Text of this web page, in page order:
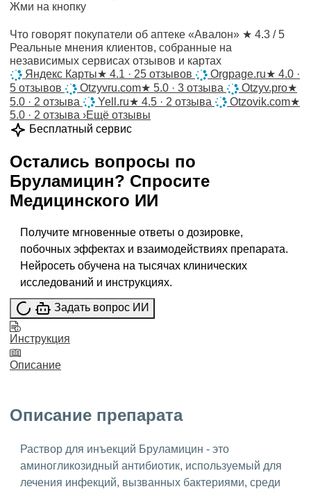
Жми на кнопку
Что говорят покупатели об аптеке «Авалон» ★ 4.3 / 5
Реальные мнения клиентов, собранные на
независимых сервисах отзывов и картах
Яндекс Карты★ 4.1 · 25 отзывов Orgpage.ru★ 4.0 ·
5 отзывов
Otzyvru.com★ 5.0 · 3 отзыва Otzyv.pro★
5.0 · 2 отзыва
Yell.ru★ 4.5 · 2 отзыва Otzovik.com★
5.0 · 2 отзыва ›Ещё отзывы
Бесплатный сервис
Остались вопросы по
Бруламицин? Спросите
Медицинского ИИ
Получите мгновенные ответы о дозировке,
побочных эффектах и взаимодействиях препарата.
Нейросеть обучена на тысячах клинических
исследований и инструкциях.
Задать вопрос ИИ
Инструкция
Описание
Описание препарата
Раствор для инъекций Бруламицин - это
аминогликозидный антибиотик, используемый для
лечения инфекций, вызванных бактериями, среди